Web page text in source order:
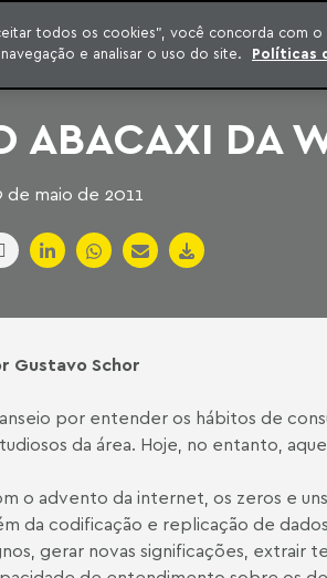
INTELIGÊNCIA
CONTEÚDO EXCLUSIVO MACHADO MEYER
ABACAXI DA
de maio de 2011
Gustavo Schor
por entender os hábitos de
da área. Hoje, no entanto,
o advento da internet, os zeros e
da codificação e replicação de
gerar novas significações, extrair
todos os cookies”, você concorda com
e analisar o uso do site.
Políticas